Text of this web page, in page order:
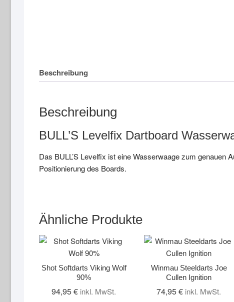
Beschreibung
Beschreibung
BULL’S Levelfix Dartboard
Das BULL’S Levelfix ist eine Wasserwaage zum genauen
Positionierung des Boards.
Ähnliche Produkte
Shot Softdarts Viking Wolf
90%
94,95€ inkl. MwSt.
Winmau Steeldarts Joe
Cullen Ignition
74,95€ inkl. MwSt.